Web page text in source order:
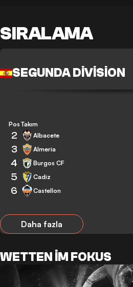
SIRALAMA
SEGUNDA DIVISION
Pos Takım
2 Albacete
3 Almeria
4 Burgos CF
5 Cadiz
6 Castellon
Daha fazla
WETTEN IM FOKUS